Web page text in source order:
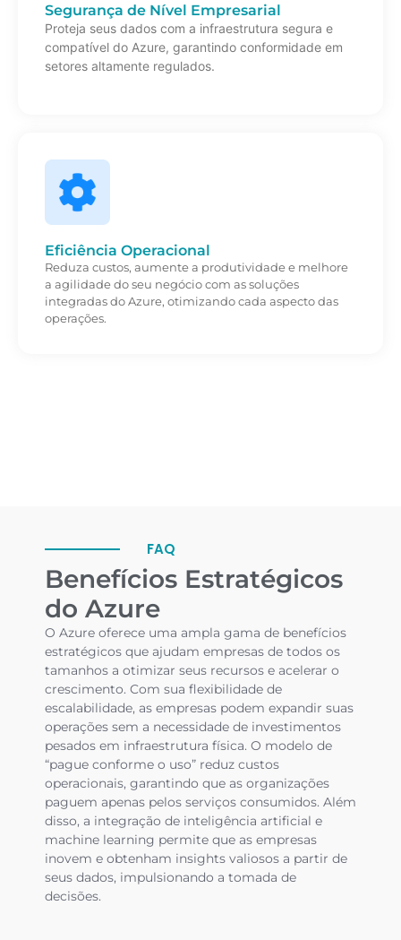
Segurança de Nível Empresarial
Proteja seus dados com a infraestrutura segura e
compatível do Azure, garantindo conformidade em
setores altamente regulados.
Eficiência Operacional
Reduza custos, aumente a produtividade e melhore
a agilidade do seu negócio com as soluções
integradas do Azure, otimizando cada aspecto das
operações.
FAQ
Benefícios Estratégicos
do Azure
O Azure oferece uma ampla gama de benefícios
estratégicos que ajudam empresas de todos os
tamanhos a otimizar seus recursos e acelerar o
crescimento. Com sua flexibilidade de
escalabilidade, as empresas podem expandir suas
operações sem a necessidade de investimentos
pesados em infraestrutura física. O modelo de
“pague conforme o uso” reduz custos
operacionais, garantindo que as organizações
paguem apenas pelos serviços consumidos. Além
disso, a integração de inteligência artificial e
machine learning permite que as empresas
inovem e obtenham insights valiosos a partir de
seus dados, impulsionando a tomada de
decisões.